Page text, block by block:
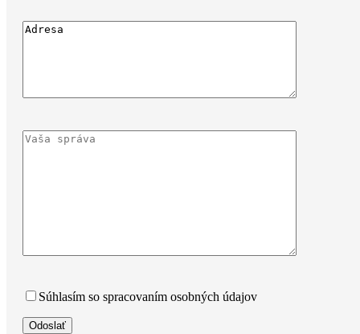
Súhlasím so spracovaním osobných údajov